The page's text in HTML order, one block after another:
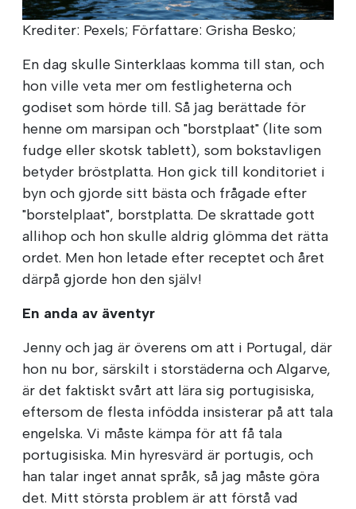
Krediter: Pexels; Författare: Grisha Besko;
En dag skulle Sinterklaas komma till stan, och
hon ville veta mer om festligheterna och
godiset som hörde till. Så jag berättade för
henne om marsipan och "borstplaat" (lite som
fudge eller skotsk tablett), som bokstavligen
betyder bröstplatta. Hon gick till konditoriet i
byn och gjorde sitt bästa och frågade efter
"borstelplaat", borstplatta. De skrattade gott
allihop och hon skulle aldrig glömma det rätta
ordet. Men hon letade efter receptet och året
därpå gjorde hon den själv!
En anda av äventyr
Jenny och jag är överens om att i Portugal, där
hon nu bor, särskilt i storstäderna och Algarve,
är det faktiskt svårt att lära sig portugisiska,
eftersom de flesta infödda insisterar på att tala
engelska. Vi måste kämpa för att få tala
portugisiska. Min hyresvärd är portugis, och
han talar inget annat språk, så jag måste göra
det. Mitt största problem är att förstå vad